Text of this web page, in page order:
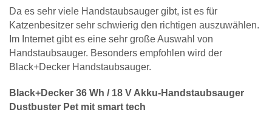
Da es sehr viele Handstaubsauger gibt, ist es für
Katzenbesitzer sehr schwierig den richtigen auszuwählen.
Im Internet gibt es eine sehr große Auswahl von
Handstaubsauger. Besonders empfohlen wird der
Black+Decker Handstaubsauger.
Black+Decker 36 Wh / 18 V Akku-Handstaubsauger
Dustbuster Pet mit smart tech